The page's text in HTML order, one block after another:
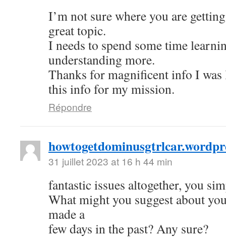
I’m not sure where you are
great topic.
I needs to spend some time
understanding more.
Thanks for magnificent info I
this info for my mission.
Répondre
31 juillet 2023 at 16 h 44 min
fantastic issues altogether, you
What might you suggest about
made a
few days in the past? Any sure?